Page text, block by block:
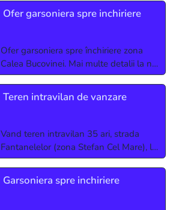
Ofer garsoniera spre inchiriere
Ofer garsoniera spre închiriere zona
Calea Bucovinei. Mai multe detalii la nr
de telefon: 00 40 (747) 421 693
Teren intravilan de vanzare
Vand teren intravilan 35 ari, strada
Fantanelelor (zona Stefan Cel Mare), la
iesire din Radauti spre Marginea.
2000€/ar negociabil. Mai multe detalii
Garsoniera spre inchiriere